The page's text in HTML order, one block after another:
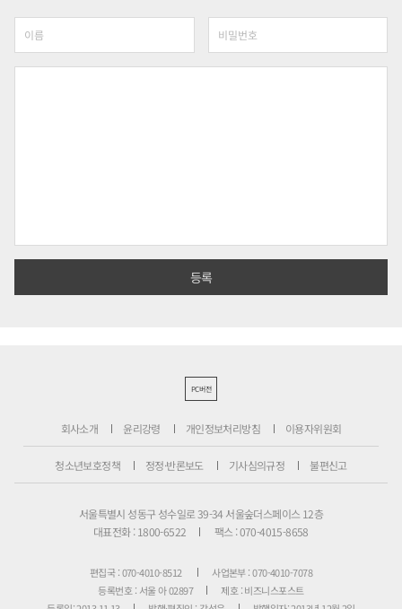
PC버전
회사소개 윤리강령 개인정보처리방침 이용자위원회
청소년보호정책 정정·반론보도 기사심의규정 불편신고
서울특별시 성동구 성수일로 39-34 서울숲더스페이스 12층
대표전화 : 1800-6522
팩스 : 070-4015-8658
편집국 : 070-4010-8512
사업본부 : 070-4010-7078
등록번호 : 서울 아 02897
제호 : 비즈니스포스트